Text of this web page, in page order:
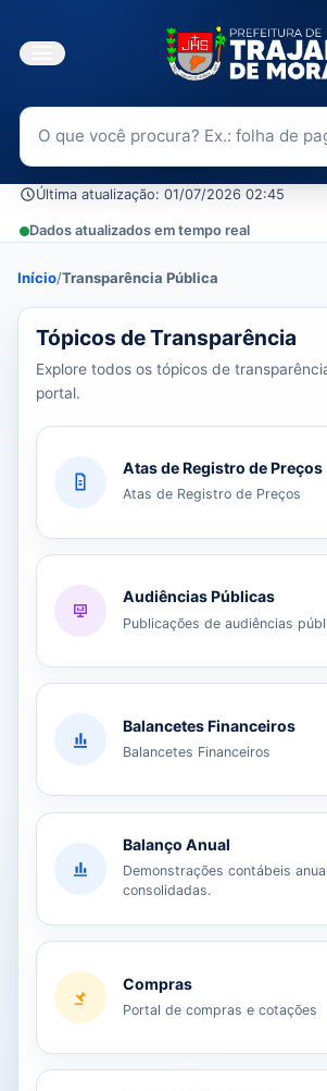
Buscar no Portal da Transparência
Última atualização: 01/07/2026 02:45
Dados atualizados em tempo real
Início/Transparência Pública
39 tópicos carregados do banco de
Tópicos de Transparência
Explore todos os tópicos de
portal.
Atas de Registro de Preços
Atas de Registro de Preços
Audiências Públicas
Publicações de audiências
Balancetes Financeiros
Balancetes Financeiros
Balanço Anual
Demonstrações contábeis
consolidadas.
Compras
Portal de compras e cotações